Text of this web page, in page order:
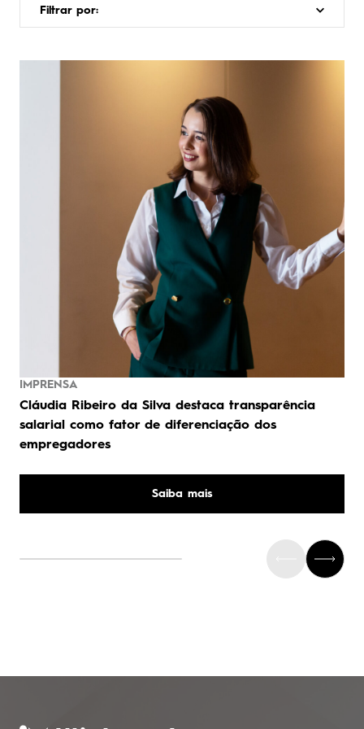
Filtrar por:
IMPRENSA
Cláudia Ribeiro da Silva destaca transparência
salarial como fator de diferenciação dos
empregadores
Saiba mais
02
0